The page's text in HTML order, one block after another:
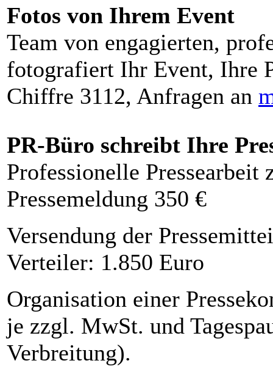
Fotos von Ihrem Event
Team von engagierten,
fotografiert Ihr Event, Ihre
Chiffre 3112, Anfragen an
PR-Büro schreibt Ihre
Professionelle Pressearbeit
Pressemeldung 350 €
Versendung der
Verteiler: 1.850 Euro
Organisation einer
je zzgl. MwSt. und
Verbreitung).